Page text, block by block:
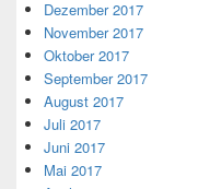
Dezember 2017
November 2017
Oktober 2017
September 2017
August 2017
Juli 2017
Juni 2017
Mai 2017